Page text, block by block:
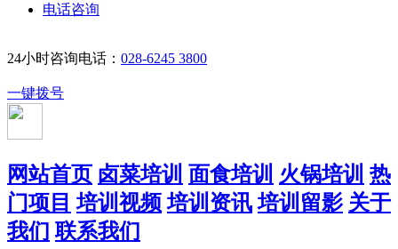
电话咨询
24小时咨询电话： 028-6245 3800
一键拨号
网站首页 卤菜培训 面食培训 火锅培训 热
门项目 培训视频 培训资讯 培训留影 关于
我们 联系我们